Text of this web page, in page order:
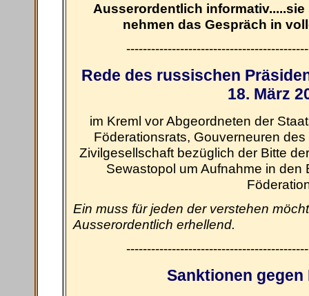
Ausserordentlich
nehmen das Gespräch in
Rede des russischen
18. März
im Kreml vor Abgeordneten der
Föderationsrats, Gouverneuren
Zivilgesellschaft bezüglich der Bitte
Sewastopol um Aufnahme in
Ein muss für jeden der verstehen
Ausserordentlich erhellend.
Sanktionen gegen